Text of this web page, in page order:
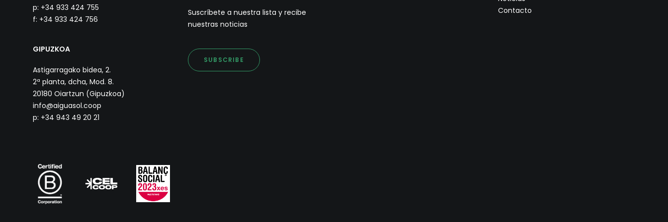
p: +34 933 424 755
f: +34 933 424 756
GIPUZKOA
Astigarragako bidea, 2.
2ª planta, dcha, Mod. 8.
20180 Oiartzun (Gipuzkoa)
info@aiguasol.coop
p: +34 943 49 20 21
Suscríbete a nuestra lista y recibe
nuestras noticias
SUBSCRIBE
Contacto